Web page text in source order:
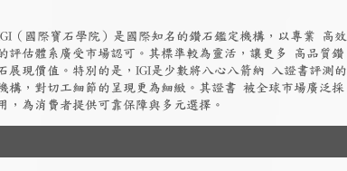
（國際寶石學院）是國際知名的鑽石鑑定機構，以專業 高效
評估體系廣受市場認可。其標準較為靈活，讓更多 高品質鑽
展現價值。特別的是，IGI是少數將八心八箭納 入證書評測的
構，對切工細節的呈現更為細緻。其證書 被全球市場廣泛採
，為消費者提供可靠保障與多元選擇。